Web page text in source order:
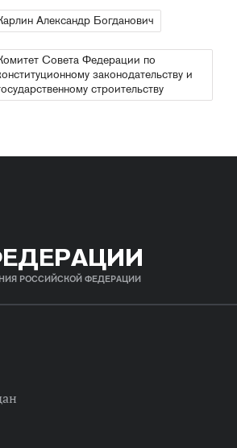
Александр Богданович
Совета Федерации по
законодательству и
строительству
РОССИЙСКОЙ ФЕДЕРАЦИИ